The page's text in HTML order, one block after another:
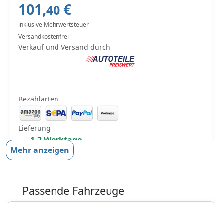
101,40 €
inklusive Mehrwertsteuer
Versandkostenfrei
Verkauf und Versand durch
Bezahlarten
Lieferung
1-2 Werktage
Produktinformationen des Anbieters
Mehr anzeigen
Passende Fahrzeuge